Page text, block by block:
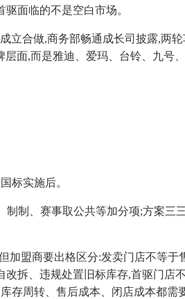
面临的不是空白市场。
合做,商务部畅通成长司披露,两
面,而是雅迪、爱玛、台铃、九号
标实施后。
、赛事取公共等加分项;方案三
盟商要出格区分:发卖门店不等于
拆、违规处置旧标库存,首驱门店
存周转、售后成本、闭店成本都